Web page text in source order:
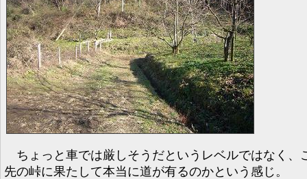
ちょっと車では厳しそうだというレベルではなく、
先の峠に果たして本当に道が有るのかという感じ。